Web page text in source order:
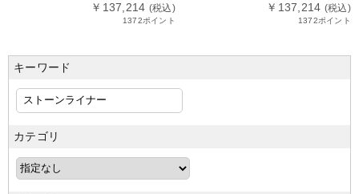
￥137,214 (税込)
1372ポイント
￥137,214 (税込)
1372ポイント
キーワード
カテゴリ